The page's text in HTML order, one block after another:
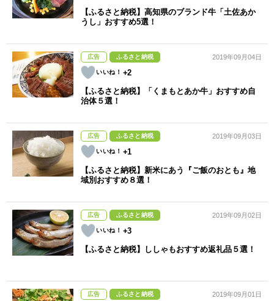
【ふるさと納税】高知県のブランド牛「土佐あか
うし」おすすめ5選！
広告 ふるさと納税
+2
2019年09月04日
【ふるさと納税】「くまもとあか牛」おすすめ自
治体５選！
広告 ふるさと納税
+1
2019年09月03日
【ふるさと納税】新米にあう『ご飯のおとも』地
域別おすすめ８選！
広告 ふるさと納税
+3
2019年09月02日
【ふるさと納税】ししゃもおすすめ返礼品５選！
広告 ふるさと納税 2019年09月01日